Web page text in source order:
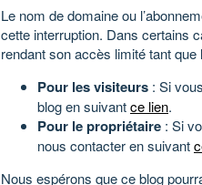
Le nom de domaine ou
cette interruption. Dans certains
rendant son accès limité tant que
Pour les visiteurs : Si
blog en suivantce lien.
Pour le propriétaire : Si
nous contacter en suivant
Nous espérons que ce blog